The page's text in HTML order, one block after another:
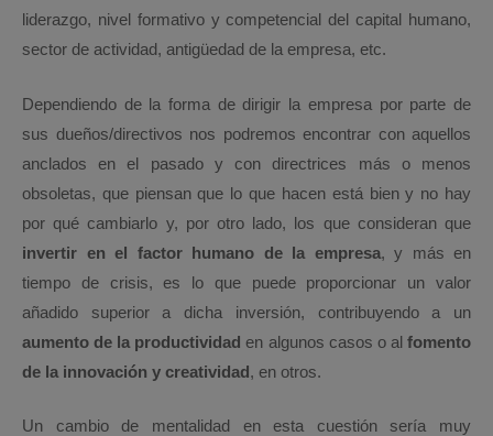
liderazgo, nivel formativo y competencial del capital humano,
sector de actividad, antigüedad de la empresa, etc.
Dependiendo de la forma de dirigir la empresa por parte de
sus dueños/directivos nos podremos encontrar con aquellos
anclados en el pasado y con directrices más o menos
obsoletas, que piensan que lo que hacen está bien y no hay
por qué cambiarlo y, por otro lado, los que consideran que
invertir en el factor humano de la empresa, y más en
tiempo de crisis, es lo que puede proporcionar un valor
añadido superior a dicha inversión, contribuyendo a un
aumento de la productividad en algunos casos o alfomento
de la innovación y creatividad, en otros.
Un cambio de mentalidad en esta cuestión sería muy